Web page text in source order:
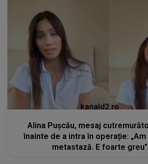
kanald2.ro
Alina Pușcău, mesaj
înainte de a intra în operație:
metastază. E foarte greu”